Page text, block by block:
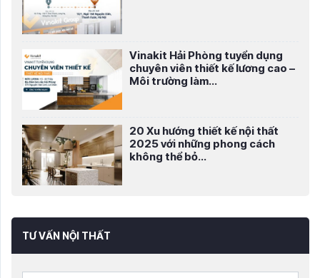
Vinakit Hải Phòng tuyển dụng
chuyên viên thiết kế lương cao –
Môi trường làm...
20 Xu hướng thiết kế nội thất
2025 với những phong cách
không thể bỏ...
TƯ VẤN NỘI THẤT